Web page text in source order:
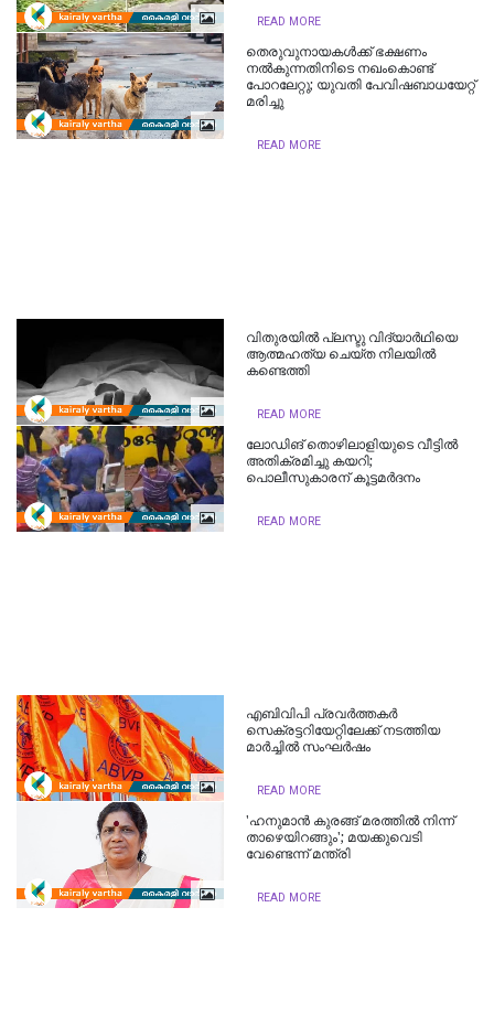
READ MORE
തെരുവുനായകള്‍ക്ക് ഭക്ഷണം
നല്‍കുന്നതിനിടെ നഖംകൊണ്ട്
പോറലേറ്റു; യുവതി പേവിഷബാധയേറ്റ്
മരിച്ചു
READ MORE
വിതുരയിൽ പ്ലസ്ടു വിദ്യാർഥിയെ
ആത്മഹത്യ ചെയ്ത നിലയിൽ
കണ്ടെത്തി
READ MORE
ലോഡിങ് തൊഴിലാളിയുടെ വീട്ടിൽ
അതിക്രമിച്ചു കയറി;
പൊലീസുകാരന് കൂട്ടമർദനം
READ MORE
എബിവിപി പ്രവർത്തകർ
സെക്രട്ടറിയേറ്റിലേക്ക് നടത്തിയ
മാർച്ചിൽ സംഘർഷം
READ MORE
'ഹനുമാൻ കുരങ്ങ് മരത്തില്‍ നിന്ന്
താഴെയിറങ്ങും'; മയക്കുവെടി
വേണ്ടെന്ന് മന്ത്രി
READ MORE